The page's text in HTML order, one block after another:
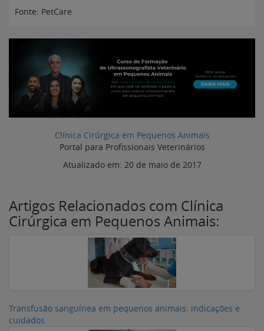
Fonte: PetCare
Clínica Cirúrgica em Pequenos Animais
Portal para Profissionais Veterinários
Atualizado em: 20 de maio de 2017
Artigos Relacionados com Clínica
Cirúrgica em Pequenos Animais:
Transfusão sanguínea em pequenos animais: indicações e
cuidados